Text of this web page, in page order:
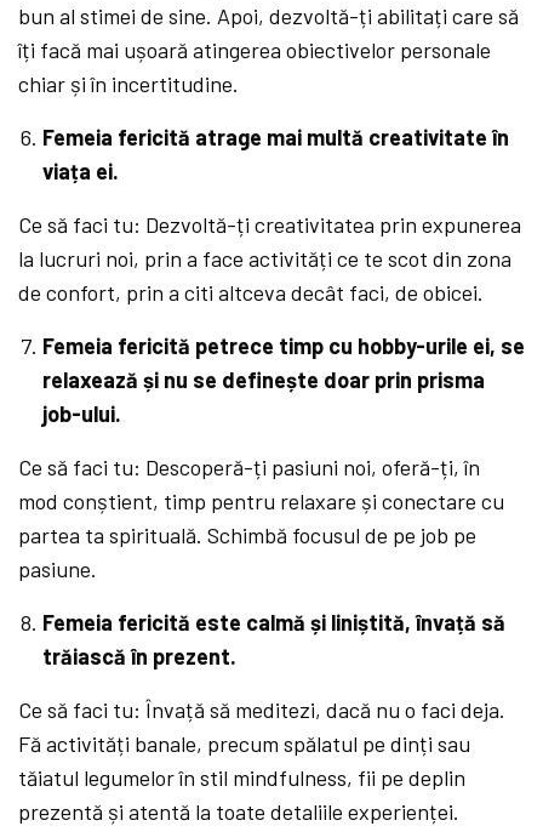
bun al stimei de sine. Apoi, dezvoltă-ți abilitați care să
îți facă mai ușoară atingerea obiectivelor personale
chiar și în incertitudine.
Femeia fericită atrage mai multă creativitate în
viața ei.
Ce să faci tu: Dezvoltă-ți creativitatea prin expunerea
la lucruri noi, prin a face activități ce te scot din zona
de confort, prin a citi altceva decât faci, de obicei.
Femeia fericită petrece timp cu hobby-urile ei, se
relaxează și nu se definește doar prin prisma
job-ului.
Ce să faci tu: Descoperă-ți pasiuni noi, oferă-ți, în
mod conștient, timp pentru relaxare și conectare cu
partea ta spirituală. Schimbă focusul de pe job pe
pasiune.
Femeia fericită este calmă și liniștită, învață să
trăiască în prezent.
Ce să faci tu: Învață să meditezi, dacă nu o faci deja.
Fă activități banale, precum spălatul pe dinți sau
tăiatul legumelor în stil mindfulness, fii pe deplin
prezentă și atentă la toate detaliile experienței.